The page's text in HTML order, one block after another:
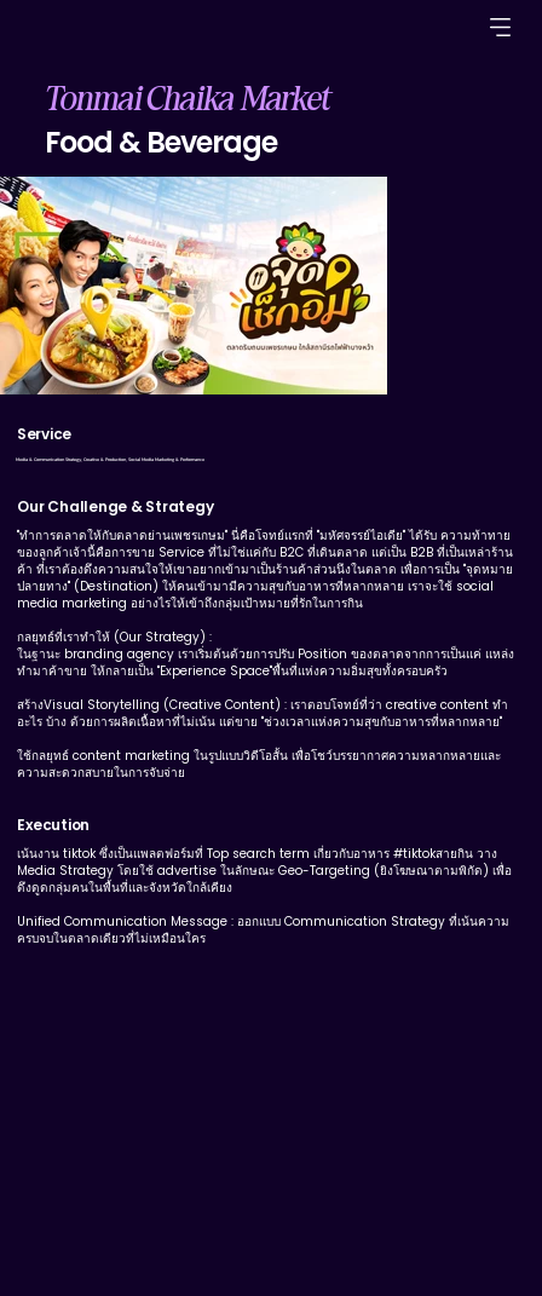
Tonmai Chaika Market
Food & Beverage
Cover-02.webp
Service
Media & Communication Strategy, Creative & Production, Social Media Marketing & Performance
Our Challenge & Strategy
"ทำการตลาดให้กับตลาดย่านเพชรเกษม" นี่คือโจทย์แรกที่ "มหัศจรรย์ไอเดีย" ได้รับ ความท้าทาย
ของลูกค้าเจ้านี้คือการขาย Service ที่ไม่ใช่แค่กับ B2C ที่เดินตลาด แต่เป็น B2B ที่เป็นเหล่าร้าน
ค้า ที่เราต้องดึงความสนใจให้เขาอยากเข้ามาเป็นร้านค้าส่วนนึงในตลาด เพื่อการเป็น "จุดหมาย
ปลายทาง" (Destination) ให้คนเข้ามามีความสุขกับอาหารที่หลากหลาย เราจะใช้ social
media marketing อย่างไรให้เข้าถึงกลุ่มเป้าหมายที่รักในการกิน
กลยุทธ์ที่เราทำให้ (Our Strategy) :
ในฐานะ branding agency เราเริ่มต้นด้วยการปรับ Position ของตลาดจากการเป็นแค่ แหล่ง
ทำมาค้าขาย ให้กลายเป็น "Experience Space"พื้นที่แห่งความอิ่มสุขทั้งครอบครัว
สร้างVisual Storytelling (Creative Content) : เราตอบโจทย์ที่ว่า creative content ทํา
อะไร บ้าง ด้วยการผลิตเนื้อหาที่ไม่เน้น แต่ขาย "ช่วงเวลาแห่งความสุขกับอาหารที่หลากหลาย"
ใช้กลยุทธ์ content marketing ในรูปแบบวิดีโอสั้น เพื่อโชว์บรรยากาศความหลากหลายและ
ความสะดวกสบายในการจับจ่าย
Execution
เน้นงาน tiktok ซึ่งเป็นแพลตฟอร์มที่ Top search term เกี่ยวกับอาหาร #tiktokสายกิน วาง
Media Strategy โดยใช้ advertise ในลักษณะ Geo-Targeting (ยิงโฆษณาตามพิกัด) เพื่อ
ดึงดูดกลุ่มคนในพื้นที่และจังหวัดใกล้เคียง
Unified Communication Message : ออกแบบ Communication Strategy ที่เน้นความ
ครบจบในตลาดเดียวที่ไม่เหมือนใคร